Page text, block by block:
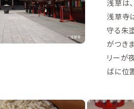
浅草は
浅草寺
守る朱
がつき
リーが
ばに位